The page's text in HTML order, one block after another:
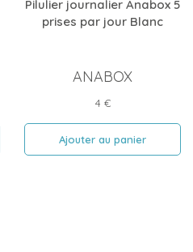
Pilulier journalier Anabox 5
prises par jour Blanc
ANABOX
Prix
4 €
Ajouter au panier